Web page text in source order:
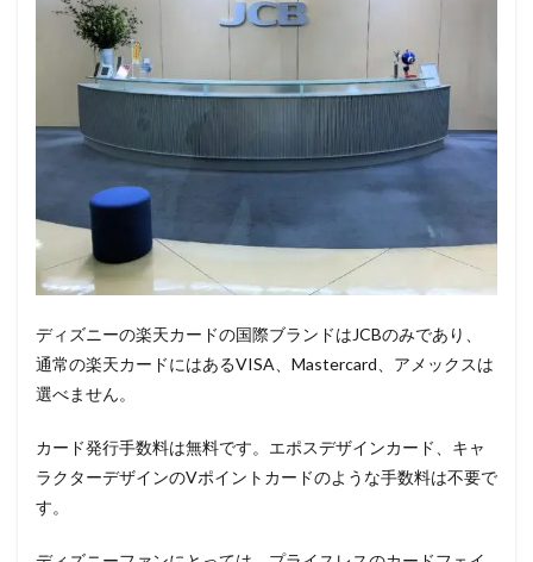
ディズニーの楽天カードの国際ブランドはJCBのみであり、
通常の楽天カードにはあるVISA、Mastercard、アメックスは
選べません。
カード発行手数料は無料です。エポスデザインカード、キャ
ラクターデザインのVポイントカードのような手数料は不要で
す。